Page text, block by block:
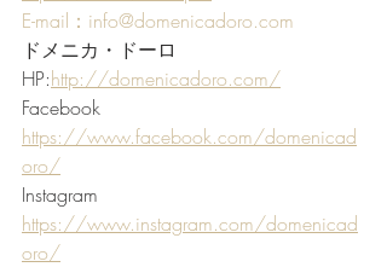
E-mail：info@domenicadoro.com
ドメニカ・ドーロ
HP:http://domenicadoro.com/
Facebook
https://www.facebook.com/domenicad
oro/
Instagram
https://www.instagram.com/domenicad
oro/